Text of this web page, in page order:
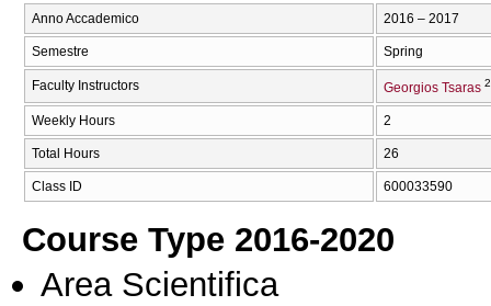
Anno Accademico 2016 – 2017
Semestre Spring
Faculty Instructors Georgios Tsaras
Weekly Hours 2
Total Hours 26
Class ID 600033590
Course Type 2016-2020
Area Scientifica